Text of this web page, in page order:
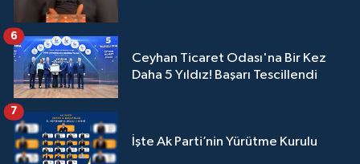
Ceyhan Ticaret Odası'na Bir Kez
Daha 5 Yıldız! Başarı Tescillendi
6
İşte Ak Parti’nin Yürütme Kurulu
7